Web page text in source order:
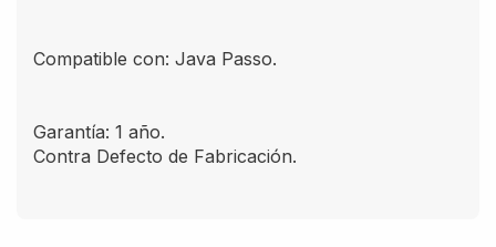
Compatible con: Java Passo.
Garantía: 1 año.
Contra Defecto de Fabricación.